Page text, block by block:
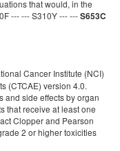
that would, in the
--- --- S310Y --- ---S653C
Cancer Institute (NCI)
(CTCAE) version 4.0.
and side effects by organ
that receive at least one
Clopper and Pearson
2 or higher toxicities